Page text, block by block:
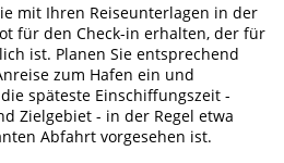
mit Ihren Reiseunterlagen in der
für den Check-in erhalten, der für
ist. Planen Sie entsprechend
zum Hafen ein und
späteste Einschiffungszeit -
Zielgebiet - in der Regel etwa
Abfahrt vorgesehen ist.